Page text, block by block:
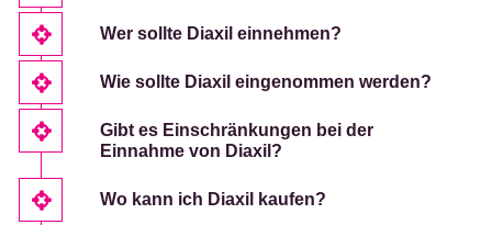
Wer sollte Diaxil einnehmen?
Wie sollte Diaxil eingenommen werden?
Gibt es Einschränkungen bei der
Einnahme von Diaxil?
Wo kann ich Diaxil kaufen?